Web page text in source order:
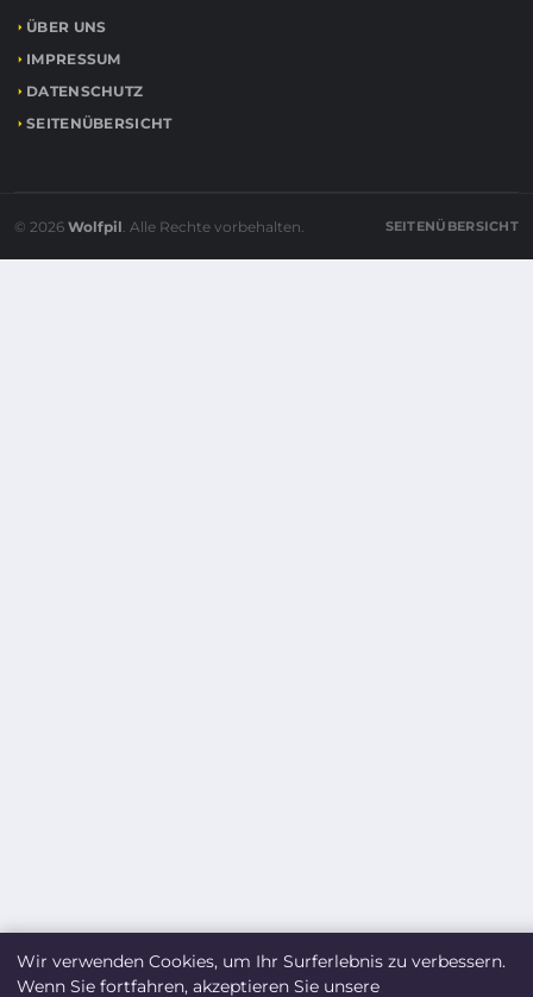
ÜBER UNS
IMPRESSUM
DATENSCHUTZ
SEITENÜBERSICHT
© 2026 Wolfpil. Alle Rechte vorbehalten. SEITENÜBERSICHT
Wir verwenden Cookies, um Ihr Surferlebnis zu verbessern.
Wenn Sie fortfahren, akzeptieren Sie unsere